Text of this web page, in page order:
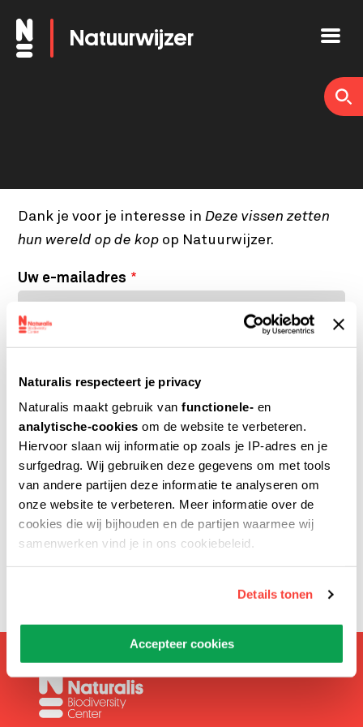
Naturalis respecteert je privacy
Naturalis maakt gebruik van functionele- en
analytische-cookies om de website te verbeteren.
Hiervoor slaan wij informatie op zoals je IP-adres en je
surfgedrag. Wij gebruiken deze gegevens om met tools
van andere partijen deze informatie te analyseren om
onze website te verbeteren. Meer informatie over de
cookies die wij bijhouden en de partijen waarmee wij
samenwerken vind je in ons cookiebeleid.
Details tonen
Accepteer cookies
Overslaan
en
Natuurwijzer
Dank je voor je interesse inDeze vissen zetten
hun wereld op de kop op Natuurwijzer.
Uw e-mailadres
Verstuur naar